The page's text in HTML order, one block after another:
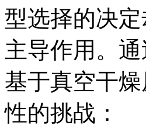
型选择的决
主导作用。
基于真空干
性的挑战：